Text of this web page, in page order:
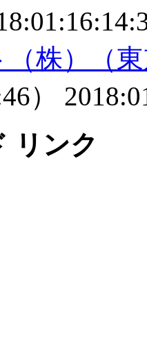
株）（
）
リンク